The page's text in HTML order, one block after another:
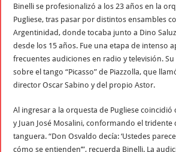
Binelli se profesionalizó a los 23 años en la
Pugliese, tras pasar por distintos ensambles
Argentinidad, donde tocaba junto a Dino
desde los 15 años. Fue una etapa de intenso
frecuentes audiciones en radio y televisión.
sobre el tango “Picasso” de Piazzolla, que
director Oscar Sabino y del propio Astor.
Al ingresar a la orquesta de Pugliese
y Juan José Mosalini, conformando el tridente
tanguera. “Don Osvaldo decía: ‘Ustedes
cómo se entienden’”, recuerda Binelli. La